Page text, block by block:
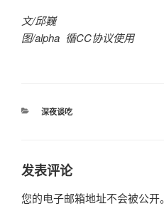
文/邱巍
图/alpha 循CC协议使用
分
深夜谈吃
发表评论
您的电子邮箱地址不会被公开。